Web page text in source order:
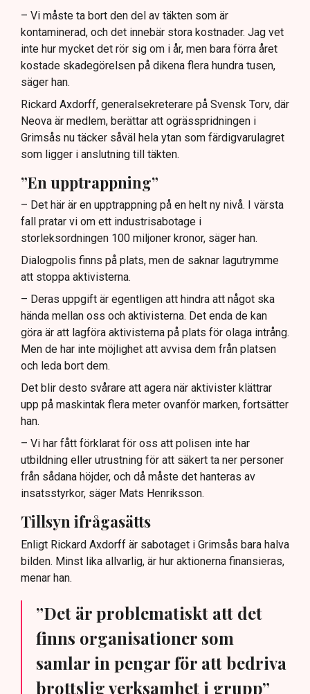
– Vi måste ta bort den del av täkten som är
kontaminerad, och det innebär stora kostnader. Jag vet
inte hur mycket det rör sig om i år, men bara förra året
kostade skadegörelsen på dikena flera hundra tusen,
säger han.
Rickard Axdorff, generalsekreterare på Svensk Torv, där
Neova är medlem, berättar att ogrässpridningen i
Grimsås nu täcker såväl hela ytan som färdigvarulagret
som ligger i anslutning till täkten.
”En upptrappning”
– Det här är en upptrappning på en helt ny nivå. I värsta
fall pratar vi om ett industrisabotage i
storleksordningen 100 miljoner kronor, säger han.
Dialogpolis finns på plats, men de saknar lagutrymme
att stoppa aktivisterna.
– Deras uppgift är egentligen att hindra att något ska
hända mellan oss och aktivisterna. Det enda de kan
göra är att lagföra aktivisterna på plats för olaga intrång.
Men de har inte möjlighet att avvisa dem från platsen
och leda bort dem.
Det blir desto svårare att agera när aktivister klättrar
upp på maskintak flera meter ovanför marken, fortsätter
han.
– Vi har fått förklarat för oss att polisen inte har
utbildning eller utrustning för att säkert ta ner personer
från sådana höjder, och då måste det hanteras av
insatsstyrkor, säger Mats Henriksson.
Tillsyn ifrågasätts
Enligt Rickard Axdorff är sabotaget i Grimsås bara halva
bilden. Minst lika allvarlig, är hur aktionerna finansieras,
menar han.
”Det är problematiskt att det
finns organisationer som
samlar in pengar för att bedriva
brottslig verksamhet i grupp”